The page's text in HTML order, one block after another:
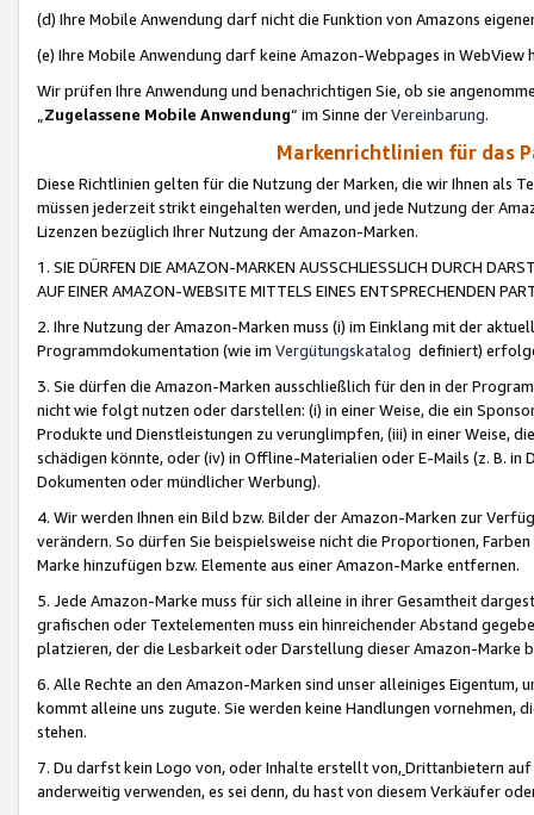
(d) Ihre Mobile Anwendung darf nicht die Funktion von Amazons
(e) Ihre Mobile Anwendung darf keine Amazon-Webpages in WebView
Wir prüfen Ihre Anwendung und benachrichtigen Sie, ob sie
„Zugelassene Mobile Anwendung“ im Sinne derVereinbarung.
Markenrichtlinien für das
Diese Richtlinien gelten für die Nutzung der Marken, die wir Ihnen als
müssen jederzeit strikt eingehalten werden, und jede Nutzung der
Lizenzen bezüglich Ihrer Nutzung der Amazon-Marken.
1. SIE DÜRFEN DIE AMAZON-MARKEN AUSSCHLIESSLICH DURCH
AUF EINER AMAZON-WEBSITE MITTELS EINES ENTSPRECHENDEN
2. Ihre Nutzung der Amazon-Marken muss (i) im Einklang mit der
Programmdokumentation (wie im Vergütungskatalog definiert)
3. Sie dürfen die Amazon-Marken ausschließlich für den in der
nicht wie folgt nutzen oder darstellen: (i) in einer Weise, die ein
Produkte und Dienstleistungen zu verunglimpfen, (iii) in einer Weise,
schädigen könnte, oder (iv) in Offline-Materialien oder E-Mails (z. B. in
Dokumenten oder mündlicher Werbung).
4. Wir werden Ihnen ein Bild bzw. Bilder der Amazon-Marken zur
verändern. So dürfen Sie beispielsweise nicht die Proportionen,
Marke hinzufügen bzw. Elemente aus einer Amazon-Marke entfernen.
5. Jede Amazon-Marke muss für sich alleine in ihrer Gesamtheit
grafischen oder Textelementen muss ein hinreichender Abstand
platzieren, der die Lesbarkeit oder Darstellung dieser Amazon-Marke
6. Alle Rechte an den Amazon-Marken sind unser alleiniges
kommt alleine uns zugute. Sie werden keine Handlungen vornehmen,
stehen.
7. Du darfst kein Logo von, oder Inhalte erstellt von,Drittanbietern auf
anderweitig verwenden, es sei denn, du hast von diesem Verkäufer